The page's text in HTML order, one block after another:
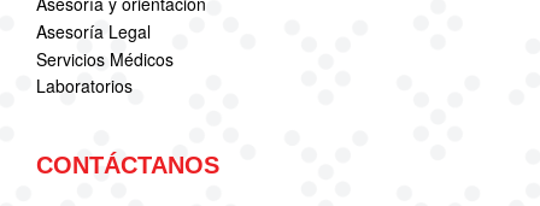
Asesoría Legal
Servicios Médicos
Laboratorios
CONTÁCTANOS